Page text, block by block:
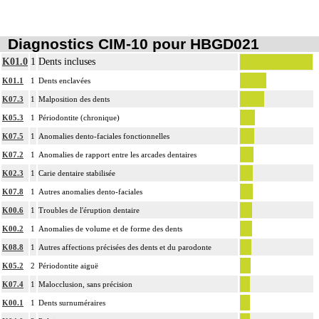
Diagnostics CIM-10 pour HBGD021
K01.0 1 Dents incluses
K01.1 1 Dents enclavées
K07.3 1 Malposition des dents
K05.3 1 Périodontite (chronique)
K07.5 1 Anomalies dento-faciales fonctionnelles
K07.2 1 Anomalies de rapport entre les arcades dentaires
K02.3 1 Carie dentaire stabilisée
K07.8 1 Autres anomalies dento-faciales
K00.6 1 Troubles de l'éruption dentaire
K00.2 1 Anomalies de volume et de forme des dents
K08.8 1 Autres affections précisées des dents et du parodonte
K05.2 2 Périodontite aiguë
K07.4 1 Malocclusion, sans précision
K00.1 1 Dents surnuméraires